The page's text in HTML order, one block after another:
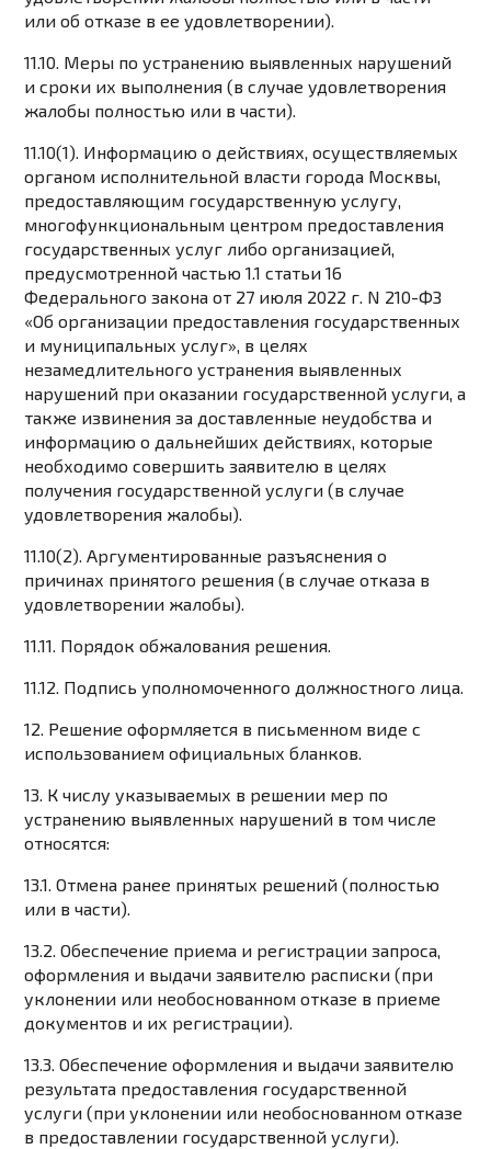
или об отказе в ее удовлетворении).
11.10. Меры по устранению выявленных нарушений
и сроки их выполнения (в случае удовлетворения
жалобы полностью или в части).
11.10(1). Информацию о действиях, осуществляемых
органом исполнительной власти города Москвы,
предоставляющим государственную услугу,
многофункциональным центром предоставления
государственных услуг либо организацией,
предусмотренной частью 1.1 статьи 16
Федерального закона от 27 июля 2022 г. N 210-ФЗ
«Об организации предоставления государственных
и муниципальных услуг», в целях
незамедлительного устранения выявленных
нарушений при оказании государственной услуги, а
также извинения за доставленные неудобства и
информацию о дальнейших действиях, которые
необходимо совершить заявителю в целях
получения государственной услуги (в случае
удовлетворения жалобы).
11.10(2). Аргументированные разъяснения о
причинах принятого решения (в случае отказа в
удовлетворении жалобы).
11.11. Порядок обжалования решения.
11.12. Подпись уполномоченного должностного лица.
12. Решение оформляется в письменном виде с
использованием официальных бланков.
13. К числу указываемых в решении мер по
устранению выявленных нарушений в том числе
относятся:
13.1. Отмена ранее принятых решений (полностью
или в части).
13.2. Обеспечение приема и регистрации запроса,
оформления и выдачи заявителю расписки (при
уклонении или необоснованном отказе в приеме
документов и их регистрации).
13.3. Обеспечение оформления и выдачи заявителю
результата предоставления государственной
услуги (при уклонении или необоснованном отказе
в предоставлении государственной услуги).